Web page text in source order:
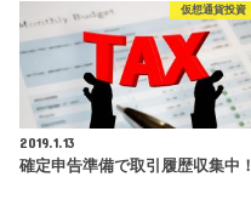
仮想通貨投資
2019.1.13
確定申告準備で取引履歴収集中！